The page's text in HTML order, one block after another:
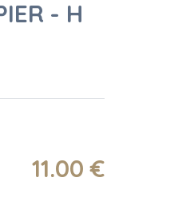
- H
11.00 €